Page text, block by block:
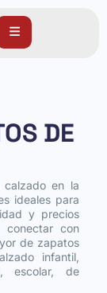
DE
calzado en la
ideales para
y precios
conectar con
de zapatos
infantil,
escolar, de